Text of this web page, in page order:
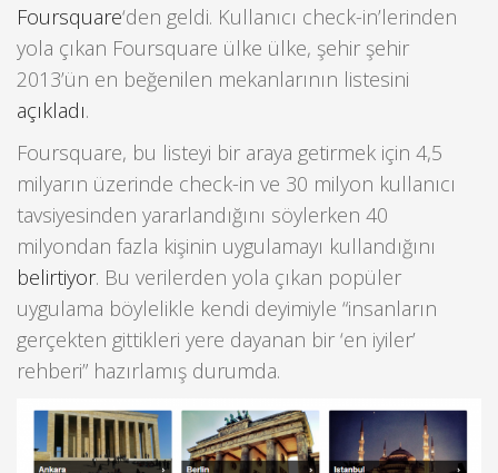
Foursquare‘den geldi. Kullanıcı check-in’lerinden
yola çıkan Foursquare ülke ülke, şehir şehir
2013’ün en beğenilen mekanlarının listesini
açıkladı.
Foursquare, bu listeyi bir araya getirmek için 4,5
milyarın üzerinde check-in ve 30 milyon kullanıcı
tavsiyesinden yararlandığını söylerken 40
milyondan fazla kişinin uygulamayı kullandığını
belirtiyor. Bu verilerden yola çıkan popüler
uygulama böylelikle kendi deyimiyle “insanların
gerçekten gittikleri yere dayanan bir ‘en iyiler’
rehberi” hazırlamış durumda.